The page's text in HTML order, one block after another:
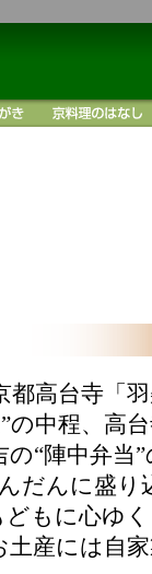
都高台寺「
の中程、高
の“陣中弁
んだんに盛り
もに心ゆ
土産には自